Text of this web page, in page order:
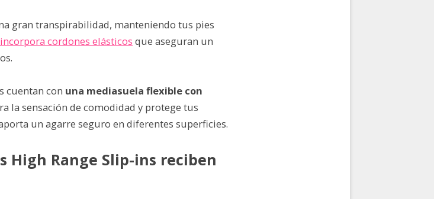
gran transpirabilidad, manteniendo tus pies
incorpora cordones elásticos que aseguran un
cuentan con una mediasuela flexible con
la sensación de comodidad y protege tus
un agarre seguro en diferentes superficies.
High Range Slip-ins reciben